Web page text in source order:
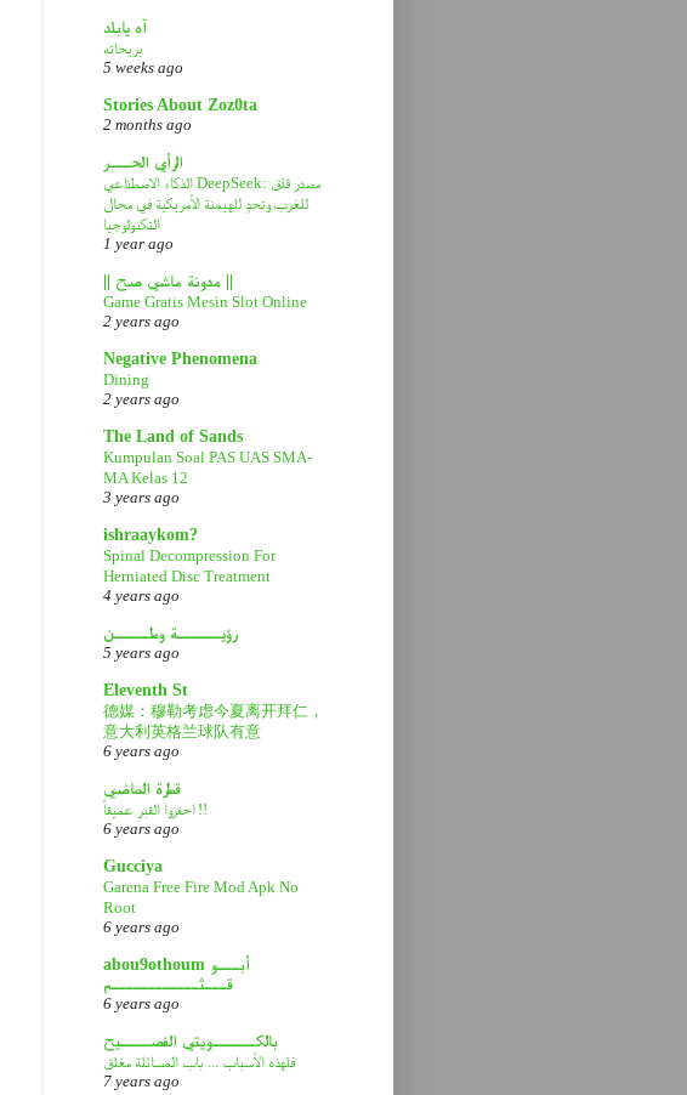
آه يابلد
بريحاته
5 weeks ago
Stories About Zoz0ta
2 months ago
الرأي الحـــر
الذكاء الاصطناعي DeepSeek: مصدر قلق
للغرب وتحدٍ للهيمنة الأمريكية في مجال
التكنولوجيا
1 year ago
|| مدونة ماشي صح ||
Game Gratis Mesin Slot Online
2 years ago
Negative Phenomena
Dining
2 years ago
The Land of Sands
Kumpulan Soal PAS UAS SMA-
MA Kelas 12
3 years ago
ishraaykom?
Spinal Decompression For
Herniated Disc Treatment
4 years ago
رؤيــــــة وطـــــن
5 years ago
Eleventh St
德媒：穆勒考虑今夏离开拜仁，
意大利英格兰球队有意
6 years ago
قطرة الماضي
احفروا القبر عميقاً !!
6 years ago
Gucciya
Garena Free Fire Mod Apk No
Root
6 years ago
abou9othoum أبـــو
قـــثــــــــــــم
6 years ago
بالكــــــويتي الفصــــيح
فلهذه الأسباب ... باب المسائلة مغلق
7 years ago